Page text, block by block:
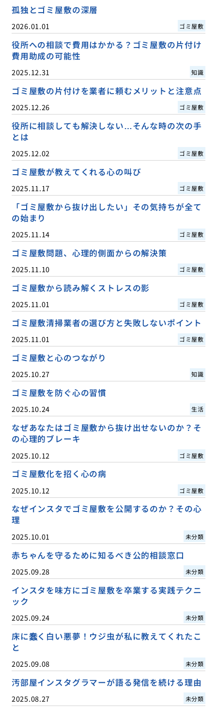
孤独とゴミ屋敷の深層
2026.01.01 ゴミ屋敷
役所への相談で費用はかかる？ゴミ屋敷の片付け
費用助成の可能性
2025.12.31 知識
ゴミ屋敷の片付けを業者に頼むメリットと注意点
2025.12.26 ゴミ屋敷
役所に相談しても解決しない…そんな時の次の手
とは
2025.12.02 ゴミ屋敷
ゴミ屋敷が教えてくれる心の叫び
2025.11.17 ゴミ屋敷
「ゴミ屋敷から抜け出したい」その気持ちが全て
の始まり
2025.11.14 ゴミ屋敷
ゴミ屋敷問題、心理的側面からの解決策
2025.11.10 ゴミ屋敷
ゴミ屋敷から読み解くストレスの影
2025.11.01 ゴミ屋敷
ゴミ屋敷清掃業者の選び方と失敗しないポイント
2025.11.01 ゴミ屋敷
ゴミ屋敷と心のつながり
2025.10.27 知識
ゴミ屋敷を防ぐ心の習慣
2025.10.24 生活
なぜあなたはゴミ屋敷から抜け出せないのか？そ
の心理的ブレーキ
2025.10.12 ゴミ屋敷
ゴミ屋敷化を招く心の病
2025.10.12 ゴミ屋敷
なぜインスタでゴミ屋敷を公開するのか？その心
理
2025.10.01 未分類
赤ちゃんを守るために知るべき公的相談窓口
2025.09.28 未分類
インスタを味方にゴミ屋敷を卒業する実践テクニ
ック
2025.09.24 未分類
床に蠢く白い悪夢！ウジ虫が私に教えてくれたこ
と
2025.09.08 未分類
汚部屋インスタグラマーが語る発信を続ける理由
2025.08.27 未分類